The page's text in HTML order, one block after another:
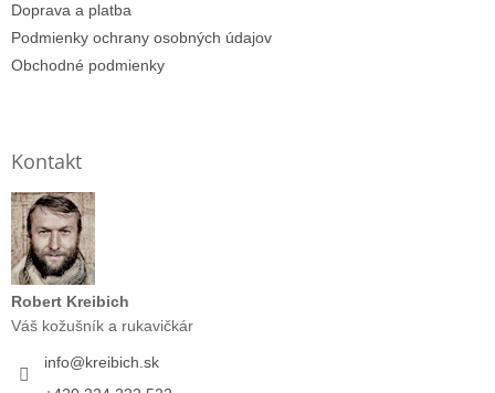
Doprava a platba
Podmienky ochrany osobných údajov
Obchodné podmienky
Kontakt
Robert Kreibich
Váš kožušník a rukavičkár
info@kreibich.sk